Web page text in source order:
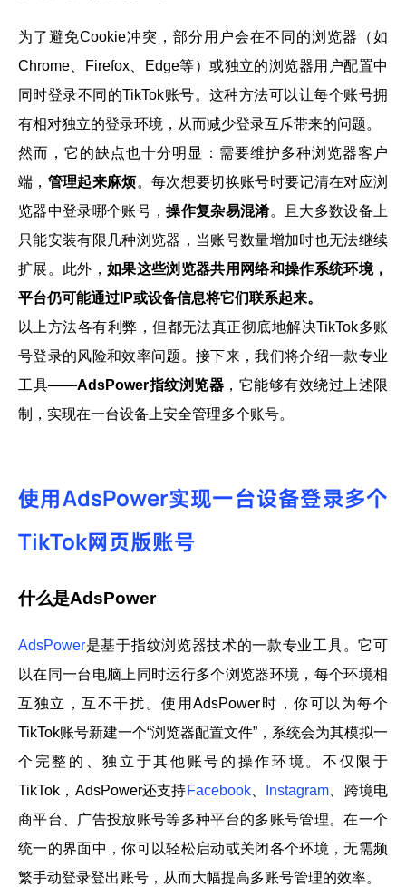
为了避免Cookie冲突，部分用户会在不同的浏览器（如
Chrome、Firefox、Edge等）或独立的浏览器用户配置中
同时登录不同的TikTok账号。这种方法可以让每个账号拥
有相对独立的登录环境，从而减少登录互斥带来的问题。
然而，它的缺点也十分明显：需要维护多种浏览器客户
端， 管理起来麻烦。每次想要切换账号时要记清在对应浏
览器中登录哪个账号，操作复杂易混淆。且大多数设备上
只能安装有限几种浏览器，当账号数量增加时也无法继续
扩展。此外， 如果这些浏览器共用网络和操作系统环境，
平台仍可能通过IP或设备信息将它们联系起来。
以上方法各有利弊，但都无法真正彻底地解决TikTok多账
号登录的风险和效率问题。接下来，我们将介绍一款专业
工具——AdsPower指纹浏览器 ，它能够有效绕过上述限
制，实现在一台设备上安全管理多个账号。
使用AdsPower实现一台设备登录多个
TikTok网页版账号
什么是AdsPower
AdsPower是基于指纹浏览器技术的一款专业工具。它可
以在同一台电脑上同时运行多个浏览器环境，每个环境相
互独立，互不干扰。使用AdsPower时，你可以为每个
TikTok账号新建一个“浏览器配置文件”，系统会为其模拟一
个完整的、独立于其他账号的操作环境。不仅限于
TikTok，AdsPower还支持Facebook、 Instagram 、跨境电
商平台、广告投放账号等多种平台的多账号管理。在一个
统一的界面中，你可以轻松启动或关闭各个环境，无需频
繁手动登录登出账号，从而大幅提高多账号管理的效率。